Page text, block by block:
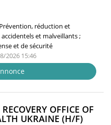
réduction et
et malveillants ;
et de sécurité
2026 15:46
OFFICE OF
UKRAINE (H/F)